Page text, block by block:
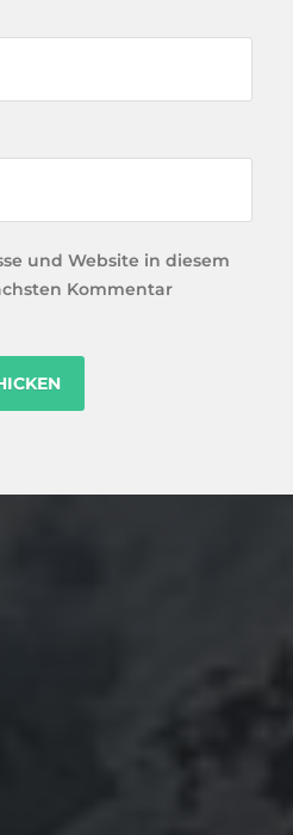
und Website in diesem
Kommentar